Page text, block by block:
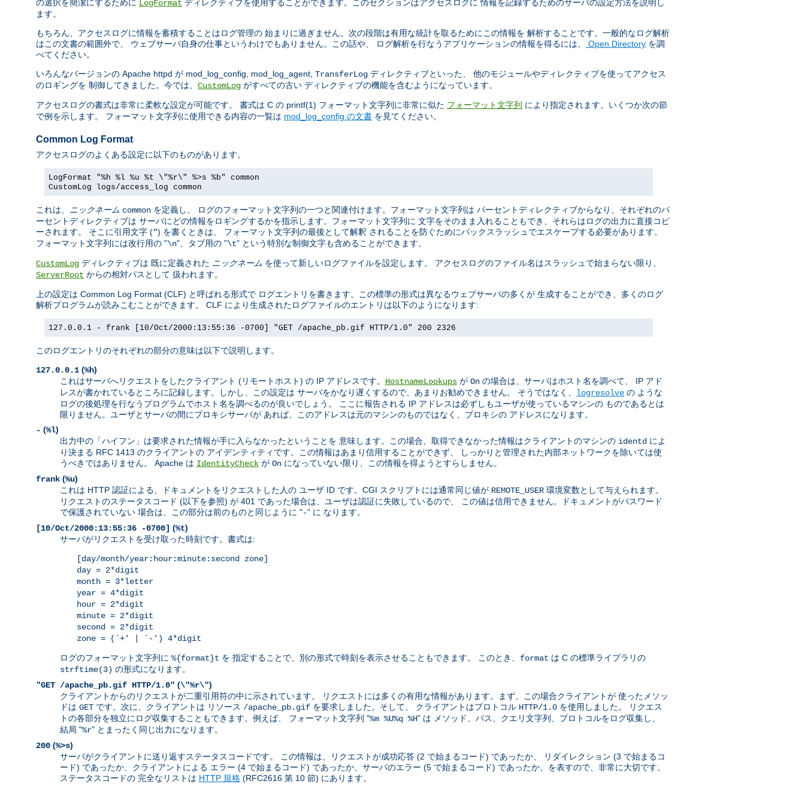
の選択を簡潔にするために LogFormat ディレクティブを使用することができます。このセクションはアクセスログに 情報を記録するためのサーバの設定方法を説明し
ます。
もちろん、アクセスログに情報を蓄積することはログ管理の 始まりに過ぎません。次の段階は有用な統計を取るためにこの情報を 解析することです。一般的なログ解析
はこの文書の範囲外で、 ウェブサーバ自身の仕事というわけでもありません。この話や、 ログ解析を行なうアプリケーションの情報を得るには、
Open Directory を調
べてください。
いろんなバージョンの Apache httpd が mod_log_config, mod_log_agent, TransferLog ディレクティブといった、 他のモジュールやディレクティブを使ってアクセス
のロギングを 制御してきました。今では、 CustomLog がすべての古い ディレクティブの機能を含むようになっています。
アクセスログの書式は非常に柔軟な設定が可能です。 書式は C の printf(1) フォーマット文字列に非常に似た フォーマット文字列 により指定されます。いくつか次の節
で例を示します。 フォーマット文字列に使用できる内容の一覧は mod_log_config の文書 を見てください。
Common Log Format
アクセスログのよくある設定に以下のものがあります。
LogFormat "%h %l %u %t \"%r\" %>s %b" common
CustomLog logs/access_log common
これは、 ニックネーム common を定義し、 ログのフォーマット文字列の一つと関連付けます。フォーマット文字列は パーセントディレクティブからなり、それぞれのパ
ーセントディレクティブは サーバにどの情報をロギングするかを指示します。フォーマット文字列に 文字をそのまま入れることもでき、それらはログの出力に直接コピ
ーされます。 そこに引用文字 (") を書くときは、 フォーマット文字列の最後として解釈 されることを防ぐためにバックスラッシュでエスケープする必要があります。
フォーマット文字列には改行用の "\n"、タブ用の "\t" という特別な制御文字も含めることができます。
CustomLog ディレクティブは 既に定義された ニックネーム を使って新しいログファイルを設定します。 アクセスログのファイル名はスラッシュで始まらない限り、
ServerRoot からの相対パスとして 扱われます。
上の設定は Common Log Format (CLF) と呼ばれる形式で ログエントリを書きます。この標準の形式は異なるウェブサーバの多くが 生成することができ、多くのログ
解析プログラムが読みこむことができます。 CLF により生成されたログファイルのエントリは以下のようになります:
127.0.0.1 - frank [10/Oct/2000:13:55:36 -0700] "GET /apache_pb.gif HTTP/1.0" 200 2326
このログエントリのそれぞれの部分の意味は以下で説明します。
127.0.0.1 (%h)
これはサーバへリクエストをしたクライアント (リモートホスト) の IP アドレスです。 HostnameLookups が On の場合は、サーバはホスト名を調べて、 IP アド
レスが書かれているところに記録します。しかし、この設定は サーバをかなり遅くするので、あまりお勧めできません。 そうではなく、 logresolve の ような
ログの後処理を行なうプログラムでホスト名を調べるのが良いでしょう。 ここに報告される IP アドレスは必ずしもユーザが使っているマシンの ものであるとは
限りません。ユーザとサーバの間にプロキシサーバが あれば、このアドレスは元のマシンのものではなく、プロキシの アドレスになります。
- (%l)
出力中の「ハイフン」は要求された情報が手に入らなかったということを 意味します。この場合、取得できなかった情報はクライアントのマシンの identd によ
り決まる RFC 1413 のクライアントの アイデンティティです。この情報はあまり信用することができず、 しっかりと管理された内部ネットワークを除いては使
うべきではありません。 Apache は IdentityCheck が On になっていない限り、この情報を得ようとすらしません。
frank (%u)
これは HTTP 認証による、ドキュメントをリクエストした人の ユーザ ID です。CGI スクリプトには通常同じ値が REMOTE_USER 環境変数として与えられます。
リクエストのステータスコード (以下を参照) が 401 であった場合は、ユーザは認証に失敗しているので、 この値は信用できません。ドキュメントがパスワード
で保護されていない 場合は、この部分は前のものと同じように "-" に なります。
[10/Oct/2000:13:55:36 -0700] (%t)
サーバがリクエストを受け取った時刻です。書式は:
[day/month/year:hour:minute:second zone]
day = 2*digit
month = 3*letter
year = 4*digit
hour = 2*digit
minute = 2*digit
second = 2*digit
zone = (`+' | `-') 4*digit
ログのフォーマット文字列に %{format}t を 指定することで、別の形式で時刻を表示させることもできます。 このとき、 format は C の標準ライブラリの
strftime(3) の形式になります。
"GET /apache_pb.gif HTTP/1.0" (\"%r\")
クライアントからのリクエストが二重引用符の中に示されています。 リクエストには多くの有用な情報があります。まず、この場合クライアントが 使ったメソッ
ドは GET です。次に、クライアントは リソース /apache_pb.gif を要求しました。そして、 クライアントはプロトコル HTTP/1.0 を使用しました。 リクエス
トの各部分を独立にログ収集することもできます。例えば、 フォーマット文字列 "%m %U%q %H" は メソッド、パス、クエリ文字列、プロトコルをログ収集し、
結局 "%r" とまったく同じ出力になります。
200 (%>s)
サーバがクライアントに送り返すステータスコードです。 この情報は、リクエストが成功応答 (2 で始まるコード) であったか、 リダイレクション (3 で始まるコ
ード) であったか、クライアントによる エラー (4 で始まるコード) であったか、サーバのエラー (5 で始まるコード) であったか、を表すので、非常に大切です。
ステータスコードの 完全なリストは HTTP 規格 (RFC2616 第 10 節) にあります。